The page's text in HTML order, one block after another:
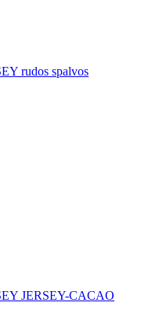
rudos spalvos
JERSEY-CACAO